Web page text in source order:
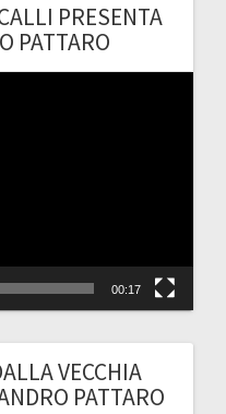
PRESENTA
PATTARO
00:17
VECCHIA
PATTARO